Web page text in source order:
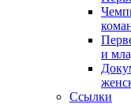
и
Ссылки